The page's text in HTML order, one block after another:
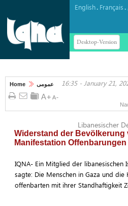
English. Français.
Desktop-Version
Home عمومی 16:35 - January 21,
Libanesischer
Widerstand der Bevölkerung
Manifestation
IQNA- Ein Mitglied der libanesischen
sagte: Die Menschen in Gaza und die
offenbarten mit ihrer Standhaftigkeit